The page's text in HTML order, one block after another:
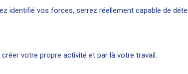
identifié vos forces, serrez réellement capable de
votre propre activité et par là votre travail.